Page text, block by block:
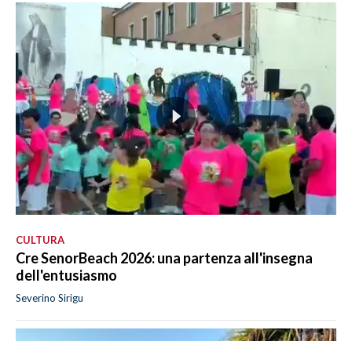
CULTURA
Cre SenorBeach 2026: una partenza all'insegna
dell'entusiasmo
Severino Sirigu